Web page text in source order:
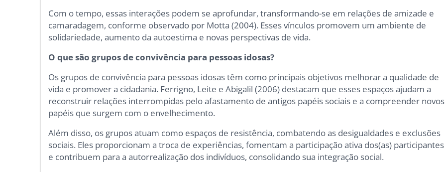
Com o tempo, essas interações podem se aprofundar, transformando-se em relações de amizade e
camaradagem, conforme observado por Motta (2004). Esses vínculos promovem um ambiente de
solidariedade, aumento da autoestima e novas perspectivas de vida.
O que são grupos de convivência para pessoas idosas?
Os grupos de convivência para pessoas idosas têm como principais objetivos melhorar a qualidade de
vida e promover a cidadania. Ferrigno, Leite e Abigalil (2006) destacam que esses espaços ajudam a
reconstruir relações interrompidas pelo afastamento de antigos papéis sociais e a compreender novos
papéis que surgem com o envelhecimento.
Além disso, os grupos atuam como espaços de resistência, combatendo as desigualdades e exclusões
sociais. Eles proporcionam a troca de experiências, fomentam a participação ativa dos(as) participantes
e contribuem para a autorrealização dos indivíduos, consolidando sua integração social.